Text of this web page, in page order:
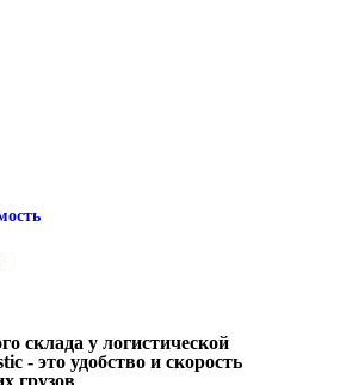
склада у логистической
- это удобство и скорость
грузов